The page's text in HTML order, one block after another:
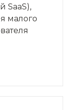
SaaS),
малого